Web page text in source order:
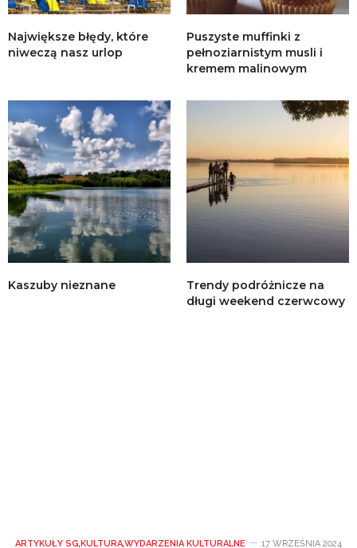
Największe błędy, które
niweczą nasz urlop
Puszyste muffinki z
pełnoziarnistym musli i
kremem malinowym
Kaszuby nieznane
Trendy podróżnicze na
długi weekend czerwcowy
ARTYKUŁY SG,KULTURA,WYDARZENIA KULTURALNE 17 WRZEŚNIA 2024